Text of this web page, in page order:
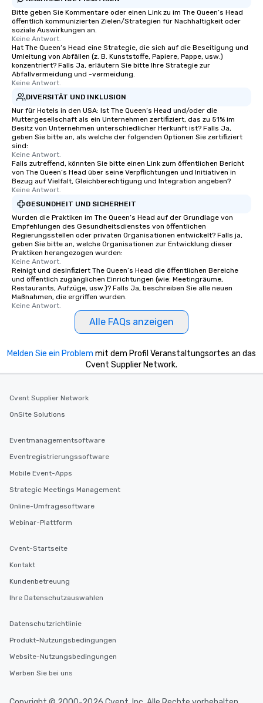
Bitte geben Sie Kommentare oder einen Link zu im The Queen’s Head
öffentlich kommunizierten Zielen/Strategien für Nachhaltigkeit oder
soziale Auswirkungen an.
Keine Antwort.
Hat The Queen’s Head eine Strategie, die sich auf die Beseitigung und
Umleitung von Abfällen (z. B. Kunststoffe, Papiere, Pappe, usw.)
konzentriert? Falls Ja, erläutern Sie bitte Ihre Strategie zur
Abfallvermeidung und -vermeidung.
Keine Antwort.
DIVERSITÄT UND INKLUSION
Nur für Hotels in den USA: Ist The Queen’s Head und/oder die
Muttergesellschaft als ein Unternehmen zertifiziert, das zu 51% im
Besitz von Unternehmen unterschiedlicher Herkunft ist? Falls Ja,
geben Sie bitte an, als welche der folgenden Optionen Sie zertifiziert
sind:
Keine Antwort.
Falls zutreffend, könnten Sie bitte einen Link zum öffentlichen Bericht
von The Queen’s Head über seine Verpflichtungen und Initiativen in
Bezug auf Vielfalt, Gleichberechtigung und Integration angeben?
Keine Antwort.
GESUNDHEIT UND SICHERHEIT
Wurden die Praktiken im The Queen’s Head auf der Grundlage von
Empfehlungen des Gesundheitsdienstes von öffentlichen
Regierungsstellen oder privaten Organisationen entwickelt? Falls ja,
geben Sie bitte an, welche Organisationen zur Entwicklung dieser
Praktiken herangezogen wurden:
Keine Antwort.
Reinigt und desinfiziert The Queen’s Head die öffentlichen Bereiche
und öffentlich zugänglichen Einrichtungen (wie: Meetingräume,
Restaurants, Aufzüge, usw.)? Falls Ja, beschreiben Sie alle neuen
Maßnahmen, die ergriffen wurden.
Keine Antwort.
Alle FAQs anzeigen
Melden Sie ein Problem mit dem Profil Veranstaltungsortes an das
Cvent Supplier Network.
Cvent Supplier Network
OnSite Solutions
Eventmanagementsoftware
Eventregistrierungssoftware
Mobile Event-Apps
Strategic Meetings Management
Online-Umfragesoftware
Webinar-Plattform
Cvent-Startseite
Kontakt
Kundenbetreuung
Ihre Datenschutzauswahlen
Datenschutzrichtlinie
Produkt-Nutzungsbedingungen
Website-Nutzungsbedingungen
Werben Sie bei uns